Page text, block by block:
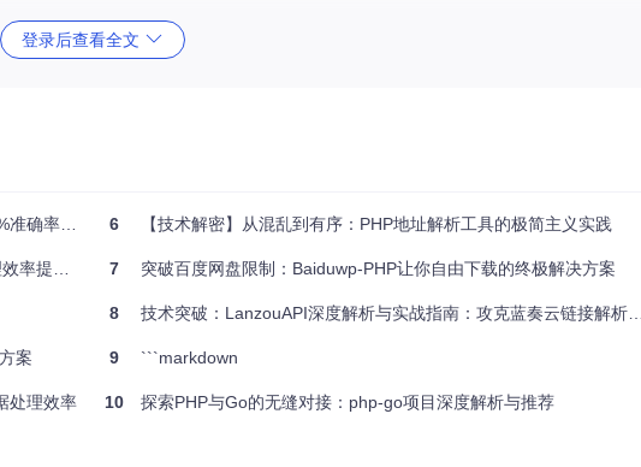
分"深圳市龙华区龙华街道产业园3栋317 张三 13800138000"这类复合信息；政务系统
正的零配置部署。基础调用示例如下：
登录后查看全文
解决方案
升90%
案
处理效率
6 【技术解密】从混乱到有序：PHP地址解析工具的极简主义实践
7 突破百度网盘限制：Baiduwp-PHP让你自由下载的终极解决方案
8 技术突破：LanzouAPI深度解析与实战指南：攻克蓝奏云链接解析难题
9 ```markdown
10 探索PHP与Go的无缝对接：php-go项目深度解析与推荐